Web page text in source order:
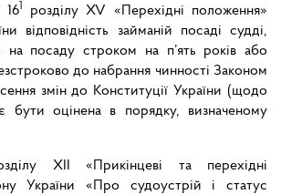
16
розділу XV «Перехідні положення»
відповідність займаній посаді судді,
на посаду строком на п’ять років або
до набрання чинності Законом
змін до Конституції України (щодо
бути оцінена в порядку, визначеному
XII «Прикінцеві та перехідні
України «Про судоустрій і статус